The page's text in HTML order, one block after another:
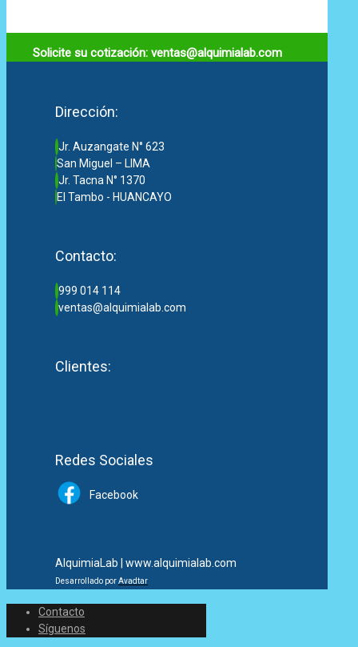
Solicite su cotización: ventas@alquimialab.com
Dirección:
Jr. Auzangate N° 623
San Miguel – LIMA
Jr. Tacna N° 1370
El Tambo - HUANCAYO
Contacto:
999 014 114
ventas@alquimialab.com
Clientes:
Redes Sociales
Facebook
AlquimiaLab | www.alquimialab.com
Desarrollado porAvadtar
Contacto
Síguenos